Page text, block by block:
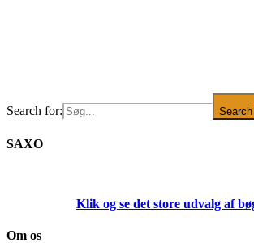
Search for:
SAXO
Klik og se det store udvalg af
Om os